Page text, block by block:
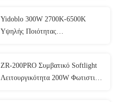
+ 300K
Yidoblo 300W 2700K-6500K
Υψηλής Ποιότητας
Φωτισμού για Βίντεο Live Fill
Light
ZR-200PRO Συμβατικό Softlight
Λειτουργικότητα 200W Φωτιστικά